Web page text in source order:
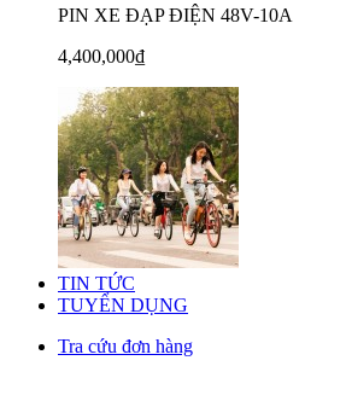
PIN XE ĐẠP ĐIỆN 48V-10A
4,400,000₫
TIN TỨC
TUYỂN DỤNG
Tra cứu đơn hàng